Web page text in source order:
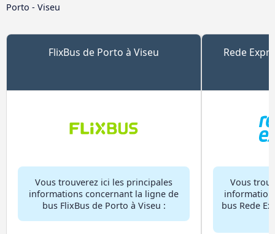
Porto - Viseu
FlixBus de Porto à Viseu
Vous trouverez ici les principales
informations concernant la ligne de
bus FlixBus de Porto à Viseu :
Rede
Vous
bus Rede